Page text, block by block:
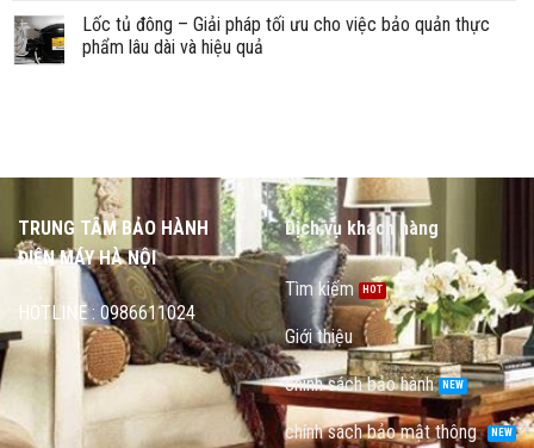
Lốc tủ đông – Giải pháp tối ưu cho việc bảo quản thực
phẩm lâu dài và hiệu quả
TRUNG TÂM BẢO HÀNH
ĐIỆN MÁY HÀ NỘI
HOTLINE : 0986611024
Dịch vụ khách hàng
Tìm kiếm
Giới thiệu
chính sách bảo hành
chính sách bảo mật thông